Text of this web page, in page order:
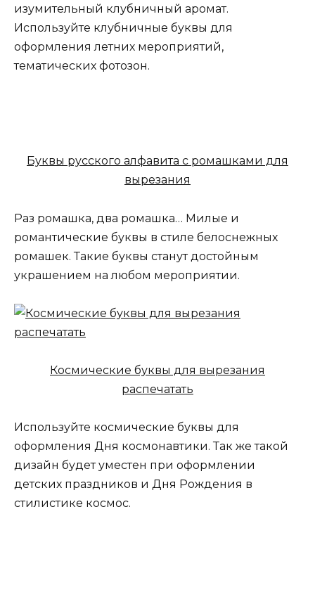
изумительный клубничный аромат.
Используйте клубничные буквы для
оформления летних мероприятий,
тематических фотозон.
Буквы русского алфавита с ромашками для
вырезания
Раз ромашка, два ромашка… Милые и
романтические буквы в стиле белоснежных
ромашек. Такие буквы станут достойным
украшением на любом мероприятии.
Космические буквы для вырезания
распечатать
Используйте космические буквы для
оформления Дня космонавтики. Так же такой
дизайн будет уместен при оформлении
детских праздников и Дня Рождения в
стилистике космос.